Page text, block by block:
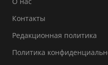
Контакты
Редакционная политика
Политика